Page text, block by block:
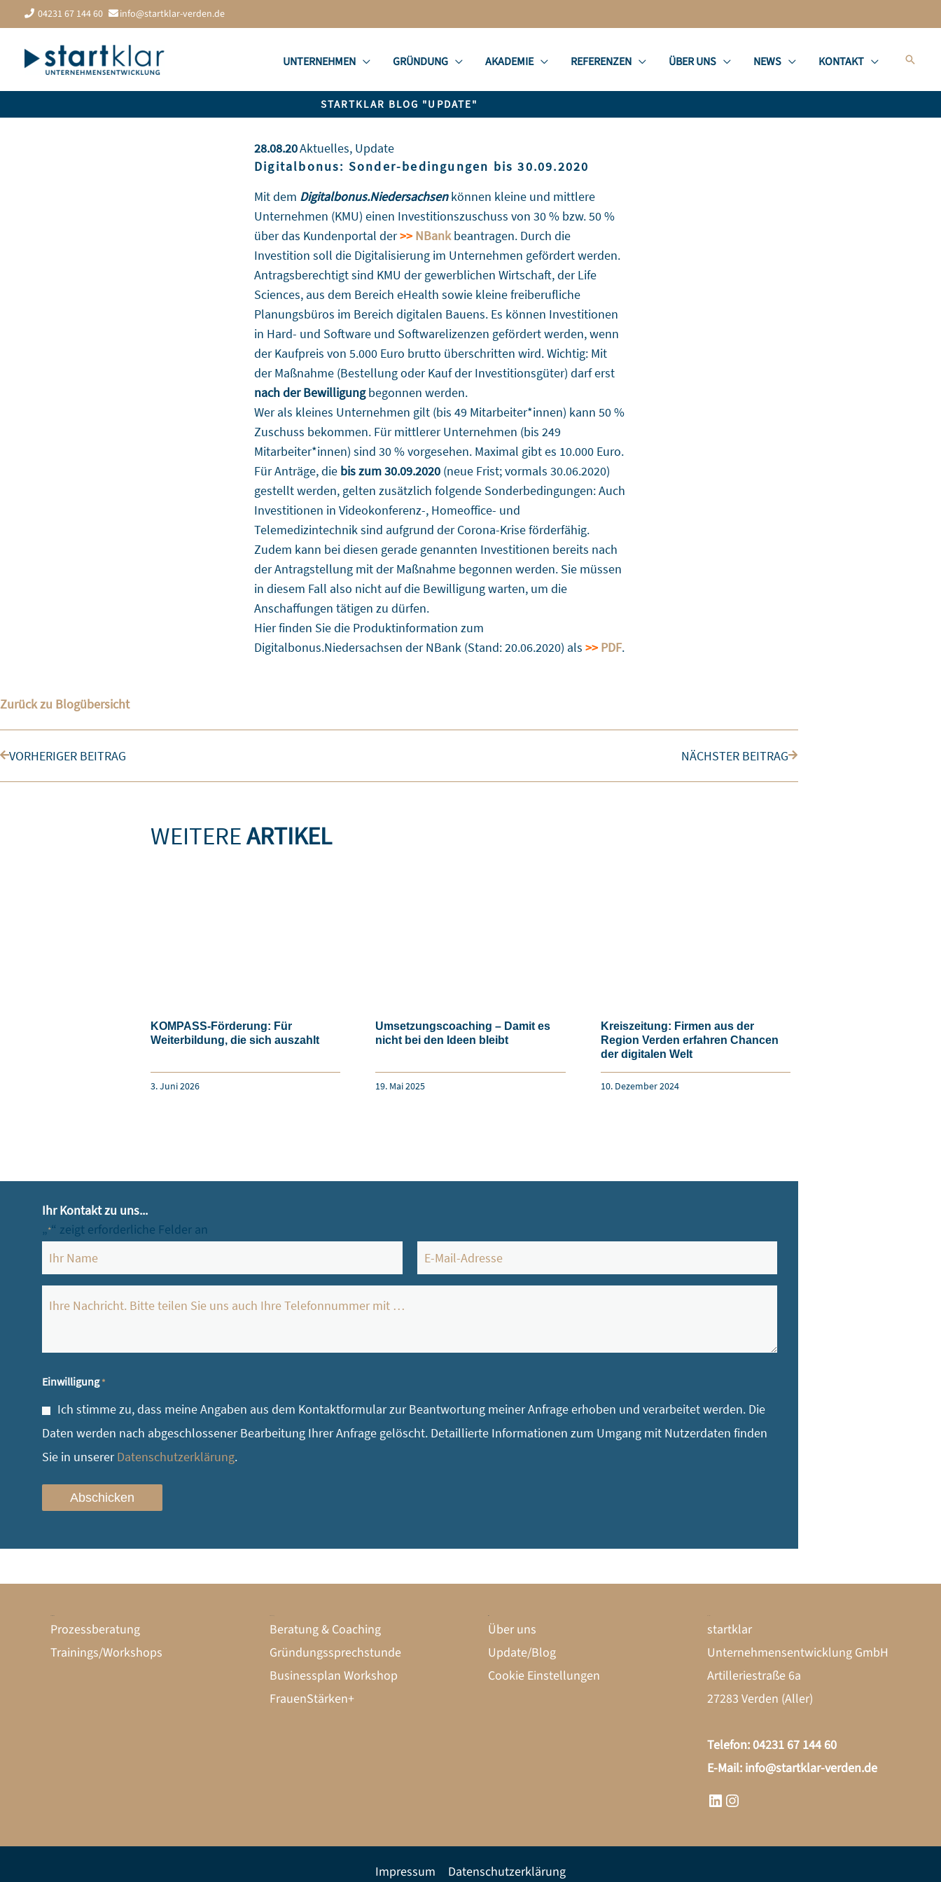
Inhalt
springen
04231 67 144 60 info@startklar-verden.de
UNTERNEHMEN GRÜNDUNG AKADEMIE REFERENZEN ÜBER UNS NEWS KONTAKT
STARTKLAR BLOG "UPDATE"
28.08.20Aktuelles, Update
Digitalbonus: Sonder-bedingungen bis 30.09.2020
Mit dem Digitalbonus.Niedersachsenkönnen kleine und mittlere
Unternehmen (KMU) einen Investitionszuschuss von 30 % bzw. 50 %
über das Kundenportal der>> NBankbeantragen. Durch die
Investition soll die Digitalisierung im Unternehmen gefördert werden.
Antragsberechtigt sind KMU der gewerblichen Wirtschaft, der Life
Sciences, aus dem Bereich eHealth sowie kleine freiberufliche
Planungsbüros im Bereich digitalen Bauens. Es können Investitionen
in Hard- und Software und Softwarelizenzen gefördert werden, wenn
der Kaufpreis von 5.000 Euro brutto überschritten wird. Wichtig: Mit
der Maßnahme (Bestellung oder Kauf der Investitionsgüter) darf erst
nach der Bewilligungbegonnen werden.
Wer als kleines Unternehmen gilt (bis 49 Mitarbeiter*innen) kann 50 %
Zuschuss bekommen. Für mittlerer Unternehmen (bis 249
Mitarbeiter*innen) sind 30 % vorgesehen. Maximal gibt es 10.000 Euro.
Für Anträge, die bis zum 30.09.2020 (neue Frist; vormals 30.06.2020)
gestellt werden, gelten zusätzlich folgende Sonderbedingungen: Auch
Investitionen in Videokonferenz-, Homeoffice- und
Telemedizintechnik sind aufgrund der Corona-Krise förderfähig.
Zudem kann bei diesen gerade genannten Investitionen bereits nach
der Antragstellung mit der Maßnahme begonnen werden. Sie müssen
in diesem Fall also nicht auf die Bewilligung warten, um die
Anschaffungen tätigen zu dürfen.
Hier finden Sie die Produktinformation zum
Digitalbonus.Niedersachsen der NBank (Stand: 20.06.2020) als>> PDF.
Zurück zu Blogübersicht
VORHERIGER BEITRAG NÄCHSTER BEITRAG
WEITEREARTIKEL
KOMPASS-Förderung: Für
Weiterbildung, die sich auszahlt
3. Juni 2026
Umsetzungscoaching – Damit es
nicht bei den Ideen bleibt
19. Mai 2025
Kreiszeitung: Firmen aus der
Region Verden erfahren Chancen
der digitalen Welt
10. Dezember 2024
Ihr Kontakt zu uns...
„*“ zeigt erforderliche Felder an
Name
*
E-
Mail
Einwilligung *
Ich stimme zu, dass meine Angaben aus dem Kontaktformular zur Beantwortung meiner Anfrage erhoben und verarbeitet werden. Die
Daten werden nach abgeschlossener Bearbeitung Ihrer Anfrage gelöscht. Detaillierte Informationen zum Umgang mit Nutzerdaten finden
Sie in unsererDatenschutzerklärung.
Abschicken
Prozessberatung
Trainings/Workshops
Beratung & Coaching
Gründungssprechstunde
Businessplan Workshop
FrauenStärken+
Über uns
Update/Blog
Cookie Einstellungen
startklar
Unternehmensentwicklung GmbH
Artilleriestraße 6a
27283 Verden (Aller)
Telefon: 04231 67 144 60
E-Mail: info@startklar-verden.de
LinkedIn
Impressum Datenschutzerklärung